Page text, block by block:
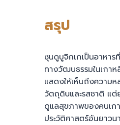
สรุป
ซุนดูบูจิกเกเป็นอาหา
ทางวัฒนธรรมในเกา
แสดงให้เห็นถึงความ
วัตถุดิบและรสชาติ แ
ดูแลสุขภาพของคนเ
ประวัติศาสตร์อันยาว